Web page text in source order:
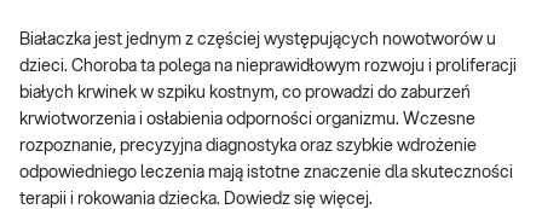
Białaczka jest jednym z częściej występujących nowotworów u
dzieci. Choroba ta polega na nieprawidłowym rozwoju i proliferacji
białych krwinek w szpiku kostnym, co prowadzi do zaburzeń
krwiotworzenia i osłabienia odporności organizmu. Wczesne
rozpoznanie, precyzyjna diagnostyka oraz szybkie wdrożenie
odpowiedniego leczenia mają istotne znaczenie dla skuteczności
terapii i rokowania dziecka. Dowiedz się więcej.